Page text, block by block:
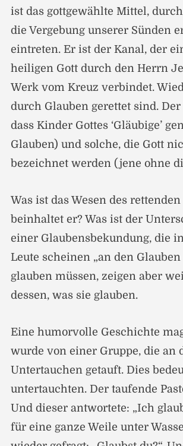
ist das gottgewählte Mittel,
die Vergebung unserer Sünden
eintreten. Er ist der Kanal, der
heiligen Gott durch den Herrn
Werk vom Kreuz verbindet.
durch Glauben gerettet sind.
dass Kinder Gottes ‘Gläubige’
Glauben) und solche, die Gott
bezeichnet werden (jene ohne
Was ist das Wesen des
beinhaltet er? Was ist der
einer Glaubensbekundung, die
Leute scheinen „an den
glauben müssen, zeigen aber
dessen, was sie glauben.
Eine humorvolle Geschichte
wurde von einer Gruppe, die an
Untertauchen getauft. Dies
untertauchten. Der taufende
Und dieser antwortete: „Ich
für eine ganze Weile unter